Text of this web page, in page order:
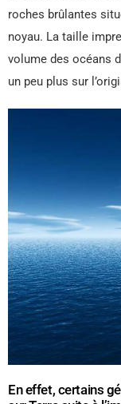
roches brûlantes
noyau. La taille
volume des océans
un peu plus sur
En effet, certains